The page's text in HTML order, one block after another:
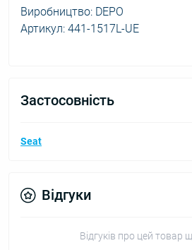
Виробництво: DEPO
Артикул: 441-1517L-UE
Застосовність
Seat
Відгуки
Відгуків про цей товар